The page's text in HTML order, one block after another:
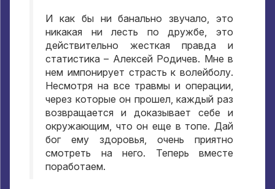
И как бы ни банально звучало,это
никакая ни лесть по дружбе,это
действительно жесткая правда и
статистика – Алексей Родичев. Мне в
нем импонирует страсть к волейболу.
Несмотря на все травмы и операции,
через которые он прошел,каждый раз
возвращается и доказывает себе и
окружающим, что он еще в топе.Дай
бог ему здоровья, очень приятно
смотреть на него. Теперь вместе
поработаем.